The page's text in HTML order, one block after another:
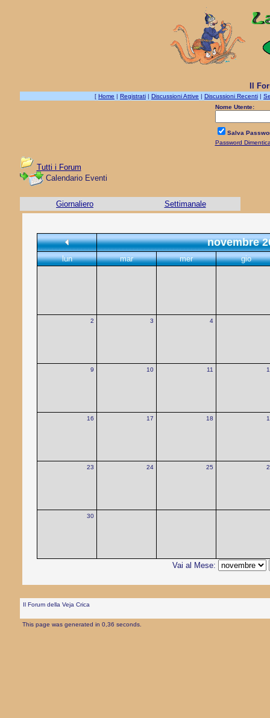
Il
[ Home | Registrati | Discussioni Attive | Discussioni Recenti |
Nome Utente:
Salva
Password
Tutti i Forum
Calendario Eventi
Giornaliero Settimanale
novembre
lun mar mer gio
2 3 4
9 10 11
16 17 18
23 24 25
30
Vai al Mese:
Il Forum della Veja Crica
This page was generated in 0,36 seconds.